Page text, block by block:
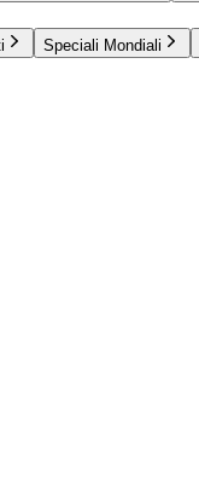
Speciali Mondiali